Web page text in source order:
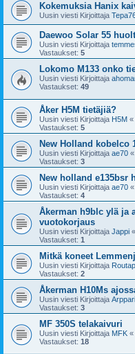
Kokemuksia Hanix
Uusin viesti Kirjoittaja
Daewoo Solar 55
Uusin viesti Kirjoittaja
Vastaukset: 5
Lokomo M133 onko
Uusin viesti Kirjoittaja
Vastaukset: 49
Åker H5M tietäjiä?
Uusin viesti Kirjoittaja H5M «
Vastaukset: 5
New Holland kobelco
Uusin viesti Kirjoittaja ae70 «
Vastaukset: 3
New holland e135bsr
Uusin viesti Kirjoittaja ae70 «
Vastaukset: 4
Åkerman h9blc ylä ja
vuotokorjaus
Uusin viesti Kirjoittaja Jappi «
Vastaukset: 1
Mitkä koneet
Uusin viesti Kirjoittaja
Vastaukset: 2
Åkerman H10Ms
Uusin viesti Kirjoittaja Arppari
Vastaukset: 3
MF 350S telakaivuri
Uusin viesti Kirjoittaja MFK «
Vastaukset: 18